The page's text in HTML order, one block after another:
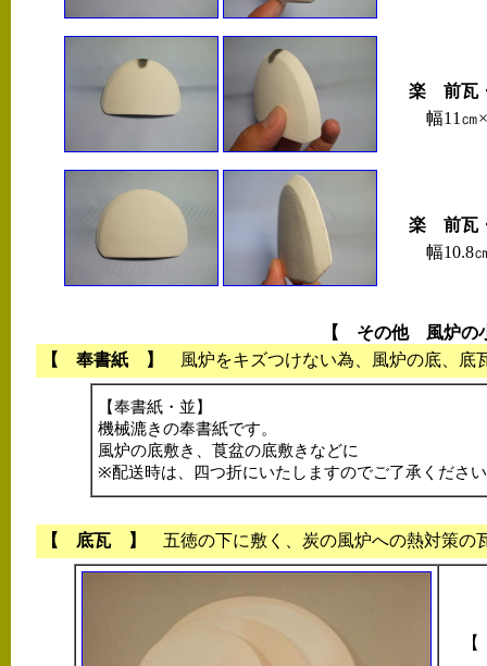
楽 前瓦
幅11㎝
楽 前瓦
幅10.8
【 その他 風炉の
【 奉書紙 】
風炉をキズつけない為、風炉の底、底
【奉書紙・並】
機械漉きの奉書紙です。
風炉の底敷き、莨盆の底敷きなどに
※配送時は、四つ折にいたしますのでご了承ください
【 底瓦 】 五徳の下に敷く、炭の風炉への熱対策の